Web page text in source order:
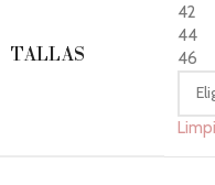
TALLAS
42
44
46